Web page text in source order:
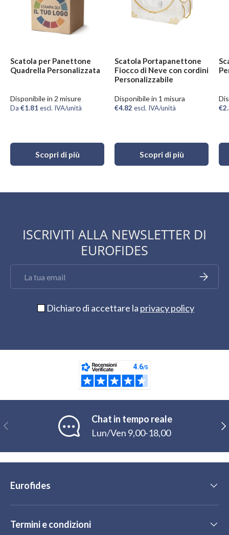
Scatola per Panettone
Quadrella Personalizzata
Disponibile in 2 misure
Da €1.81 escl. IVA/unità
Scopri di più
Scatola Portapanettone
Fiocco di Neve con cordini
Personalizzabile
Disponibile in 1 misura
€4.82 escl. IVA/unità
Scopri di più
ISCRIVITI ALLA NEWSLETTER DI
EUROFIDES
Iscriviti
Dichiaro di accettare la privacy policy
Indietro
Chat in tempo reale
Lun/Ven 9,00-18,00
Eurofides
Termini e condizioni